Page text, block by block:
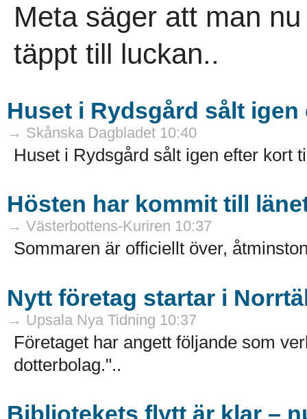
Meta säger att man
täppt till luckan..
Huset i Rydsgård sålt
→ Skånska Dagbladet 10:40
Huset i Rydsgård sålt igen efter kort
Hösten har kommit till
→ Västerbottens-Kuriren 10:37
Sommaren är officiellt över,
Nytt företag startar i
→ Upsala Nya Tidning 10:37
Företaget har angett följande som
dotterbolag."..
Bibliotekets flytt är klar –